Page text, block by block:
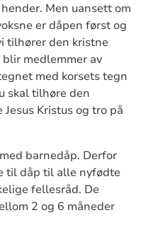
Men uansett om
er dåpen først og
tilhører den kristne
medlemmer av
med korsets tegn
skal tilhøre den
Kristus og tro på
barnedåp. Derfor
til dåp til alle nyfødte
fellesråd. De
2 og 6 måneder